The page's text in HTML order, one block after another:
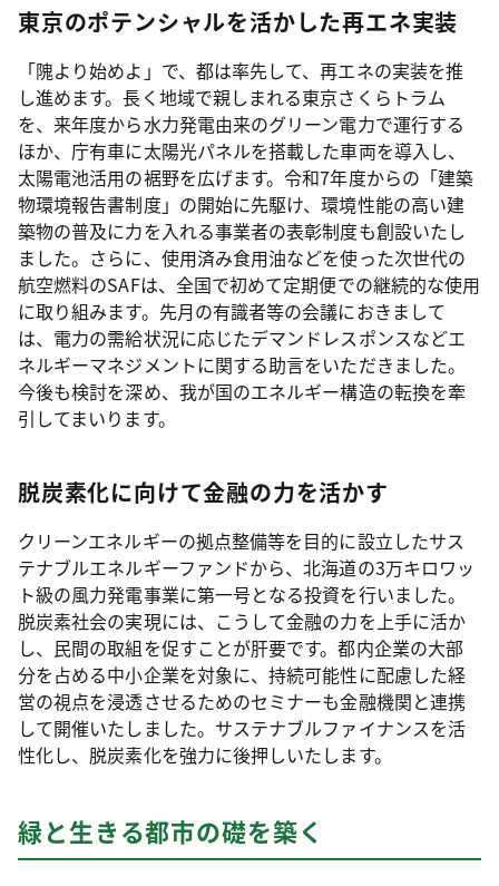
東京のポテンシャルを活かした再エネ実装
「隗より始めよ」で、都は率先して、再エネの実装を推
し進めます。長く地域で親しまれる東京さくらトラム
を、来年度から水力発電由来のグリーン電力で運行する
ほか、庁有車に太陽光パネルを搭載した車両を導入し、
太陽電池活用の裾野を広げます。令和7年度からの「建築
物環境報告書制度」の開始に先駆け、環境性能の高い建
築物の普及に力を入れる事業者の表彰制度も創設いたし
ました。さらに、使用済み食用油などを使った次世代の
航空燃料のSAFは、全国で初めて定期便での継続的な使用
に取り組みます。先月の有識者等の会議におきまして
は、電力の需給状況に応じたデマンドレスポンスなどエ
ネルギーマネジメントに関する助言をいただきました。
今後も検討を深め、我が国のエネルギー構造の転換を牽
引してまいります。
脱炭素化に向けて金融の力を活かす
クリーンエネルギーの拠点整備等を目的に設立したサス
テナブルエネルギーファンドから、北海道の3万キロワッ
ト級の風力発電事業に第一号となる投資を行いました。
脱炭素社会の実現には、こうして金融の力を上手に活か
し、民間の取組を促すことが肝要です。都内企業の大部
分を占める中小企業を対象に、持続可能性に配慮した経
営の視点を浸透させるためのセミナーも金融機関と連携
して開催いたしました。サステナブルファイナンスを活
性化し、脱炭素化を強力に後押しいたします。
緑と生きる都市の礎を築く